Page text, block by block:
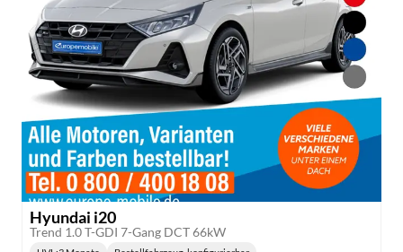
Hyundai i20
Trend 1.0 T-GDI 7-Gang DCT 66kW